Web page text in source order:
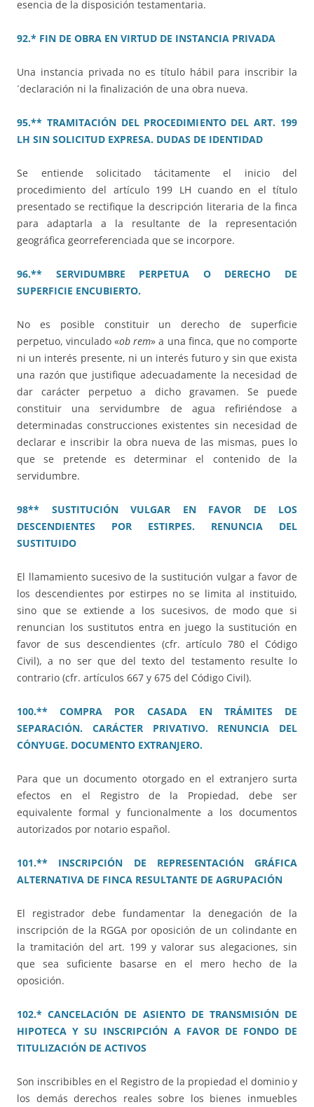
esencia de la disposición testamentaria.
92.* FIN DE OBRA EN VIRTUD DE INSTANCIA PRIVADA
Una instancia privada no es título hábil para inscribir la
´declaración ni la finalización de una obra nueva.
95.** TRAMITACIÓN DEL PROCEDIMIENTO DEL ART. 199
LH SIN SOLICITUD EXPRESA. DUDAS DE IDENTIDAD
Se entiende solicitado tácitamente el inicio del
procedimiento del artículo 199 LH cuando en el título
presentado se rectifique la descripción literaria de la finca
para adaptarla a la resultante de la representación
geográfica georreferenciada que se incorpore.
96.** SERVIDUMBRE PERPETUA O DERECHO DE
SUPERFICIE ENCUBIERTO.
No es posible constituir un derecho de superficie
perpetuo, vinculado «ob rem» a una finca, que no comporte
ni un interés presente, ni un interés futuro y sin que exista
una razón que justifique adecuadamente la necesidad de
dar carácter perpetuo a dicho gravamen. Se puede
constituir una servidumbre de agua refiriéndose a
determinadas construcciones existentes sin necesidad de
declarar e inscribir la obra nueva de las mismas, pues lo
que se pretende es determinar el contenido de la
servidumbre.
98** SUSTITUCIÓN VULGAR EN FAVOR DE LOS
DESCENDIENTES POR ESTIRPES. RENUNCIA DEL
SUSTITUIDO
El llamamiento sucesivo de la sustitución vulgar a favor de
los descendientes por estirpes no se limita al instituido,
sino que se extiende a los sucesivos, de modo que si
renuncian los sustitutos entra en juego la sustitución en
favor de sus descendientes (cfr. artículo 780 el Código
Civil), a no ser que del texto del testamento resulte lo
contrario (cfr. artículos 667 y 675 del Código Civil).
100.** COMPRA POR CASADA EN TRÁMITES DE
SEPARACIÓN. CARÁCTER PRIVATIVO. RENUNCIA DEL
CÓNYUGE. DOCUMENTO EXTRANJERO.
Para que un documento otorgado en el extranjero surta
efectos en el Registro de la Propiedad, debe ser
equivalente formal y funcionalmente a los documentos
autorizados por notario español.
101.** INSCRIPCIÓN DE REPRESENTACIÓN GRÁFICA
ALTERNATIVA DE FINCA RESULTANTE DE AGRUPACIÓN
El registrador debe fundamentar la denegación de la
inscripción de la RGGA por oposición de un colindante en
la tramitación del art. 199 y valorar sus alegaciones, sin
que sea suficiente basarse en el mero hecho de la
oposición.
102.* CANCELACIÓN DE ASIENTO DE TRANSMISIÓN DE
HIPOTECA Y SU INSCRIPCIÓN A FAVOR DE FONDO DE
TITULIZACIÓN DE ACTIVOS
Son inscribibles en el Registro de la propiedad el dominio y
los demás derechos reales sobre los bienes inmuebles